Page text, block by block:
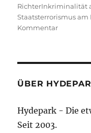
RichterInkriminalität
Staatsterrorismus
Kommentarzu
RAin,
ÜBER
Hydepark - Die
Seit 2003.